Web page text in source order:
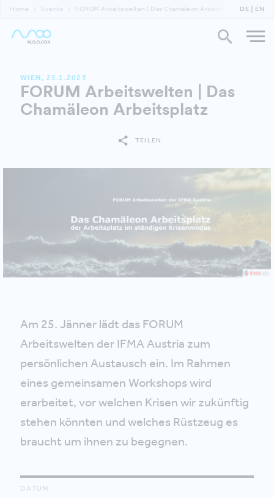
Home Events FORUM Arbeitswelten | Das Chamäleon Arbeitsplatz DE EN
WIEN, 25.1.2023
FORUM Arbeitswelten | Das
Chamäleon Arbeitsplatz
TEILEN
Am 25. Jänner lädt das FORUM
Arbeitswelten der IFMA Austria zum
persönlichen Austausch ein. Im Rahmen
eines gemeinsamen Workshops wird
erarbeitet, vor welchen Krisen wir zukünftig
stehen könnten und welches Rüstzeug es
braucht um ihnen zu begegnen.
DATUM